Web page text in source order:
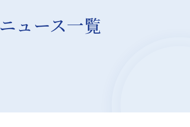
ニュース一覧